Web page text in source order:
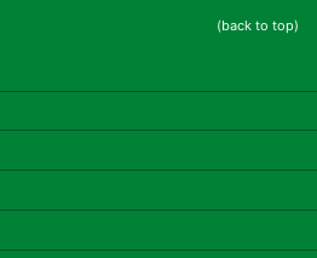
(back to top)